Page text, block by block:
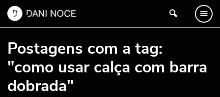
Postagens com a tag:
"como usar calça com barra
dobrada"